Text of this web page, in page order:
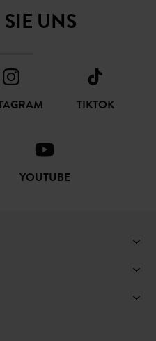
UNS
TIKTOK
YOUTUBE